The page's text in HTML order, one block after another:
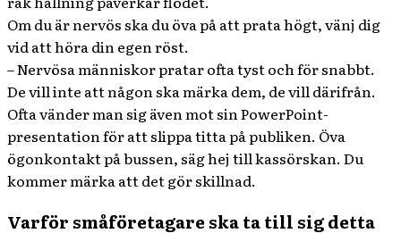
Om du är nervös ska du öva på att prata högt, vänj dig
vid att höra din egen röst.
– Nervösa människor pratar ofta tyst och för snabbt.
De vill inte att någon ska märka dem, de vill därifrån.
Ofta vänder man sig även mot sin PowerPoint-
presentation för att slippa titta på publiken. Öva
ögonkontakt på bussen, säg hej till kassörskan. Du
kommer märka att det gör skillnad.
Varför småföretagare ska ta till sig detta